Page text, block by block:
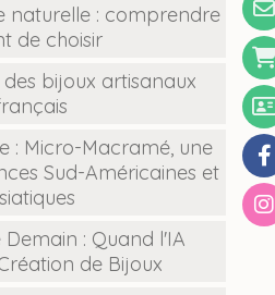
naturelle : comprendre
de choisir
bijoux artisanaux
: Micro-Macramé, une
Sud-Américaines et
: Quand l'IA
de Bijoux